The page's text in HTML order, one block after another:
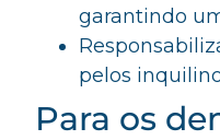
garantindo
pelos
Para os